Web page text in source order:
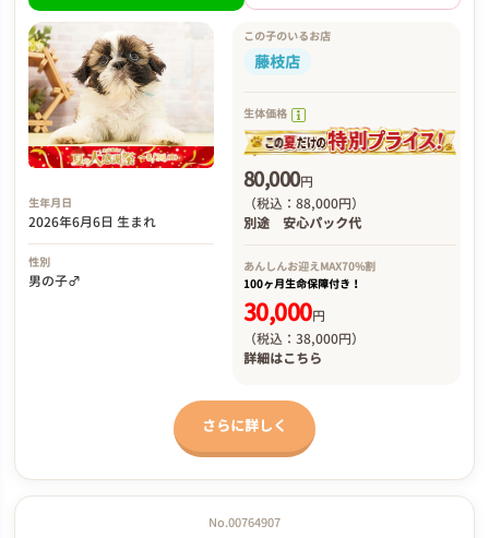
生年月日
2026年6月6日 生まれ
性別
男の子♂
この子のいるお店
藤枝店
生体価格
80,000円
（税込：88,000円）
別途 安心パック代
あんしんお迎え MAX70%割
100ヶ月生命保障付き！
30,000円
（税込：38,000円）
詳細はこちら
さらに詳しく
No.00764907